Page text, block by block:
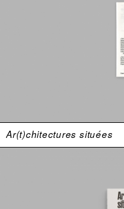
Ar(t)chitectures situées